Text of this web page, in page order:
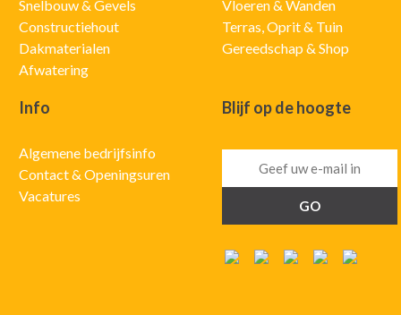
Snelbouw & Gevels
Constructiehout
Dakmaterialen
Afwatering
Vloeren & Wanden
Terras, Oprit & Tuin
Gereedschap & Shop
Info
Algemene bedrijfsinfo
Contact & Openingsuren
Vacatures
Blijf op de hoogte